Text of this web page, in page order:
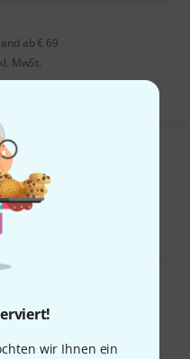
wir Ihnen ein
ab € 69
MwSt.
Sie sehen?
& Feedback